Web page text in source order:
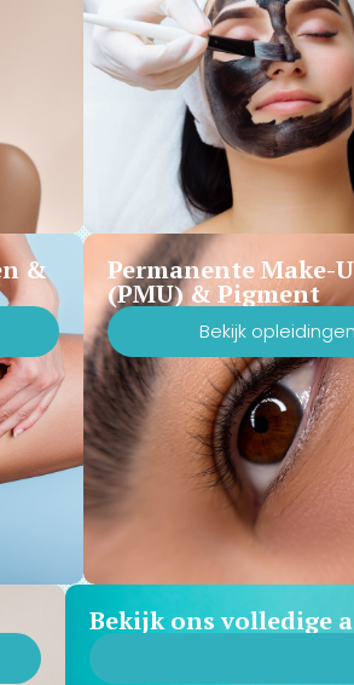
& Permanente Make-
(PMU) & Pigment
Bekijk
Bekijk ons volledige